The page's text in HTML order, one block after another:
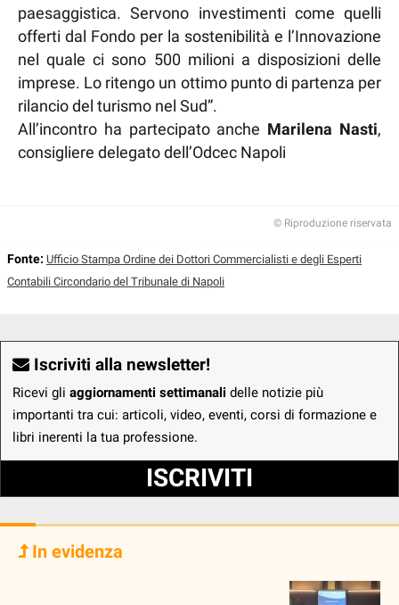
paesaggistica. Servono investimenti come quelli
offerti dal Fondo per la sostenibilità e l’Innovazione
nel quale ci sono 500 milioni a disposizioni delle
imprese. Lo ritengo un ottimo punto di partenza per
rilancio del turismo nel Sud”.
All’incontro ha partecipato anche Marilena Nasti,
consigliere delegato dell’Odcec Napoli
© Riproduzione riservata
Fonte: Ufficio Stampa Ordine dei Dottori Commercialisti e degli Esperti
Contabili Circondario del Tribunale di Napoli
Iscriviti alla newsletter!
Ricevi gli aggiornamenti settimanali delle notizie più
importanti tra cui: articoli, video, eventi, corsi di formazione e
libri inerenti la tua professione.
ISCRIVITI
In evidenza